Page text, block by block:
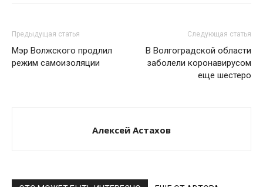
Предыдущая статья
Мэр Волжского продлил
режим самоизоляции
Следующая статья
В Волгоградской области
заболели коронавирусом
еще шестеро
Алексей Астахов